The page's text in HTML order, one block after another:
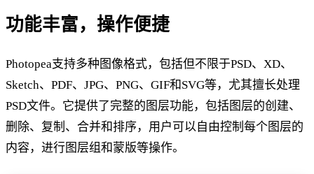
功能丰富，操作便捷
Photopea支持多种图像格式，包括但不限于PSD、XD、
Sketch、PDF、JPG、PNG、GIF和SVG等，尤其擅长处理
PSD文件。它提供了完整的图层功能，包括图层的创建、
删除、复制、合并和排序，用户可以自由控制每个图层的
内容，进行图层组和蒙版等操作。